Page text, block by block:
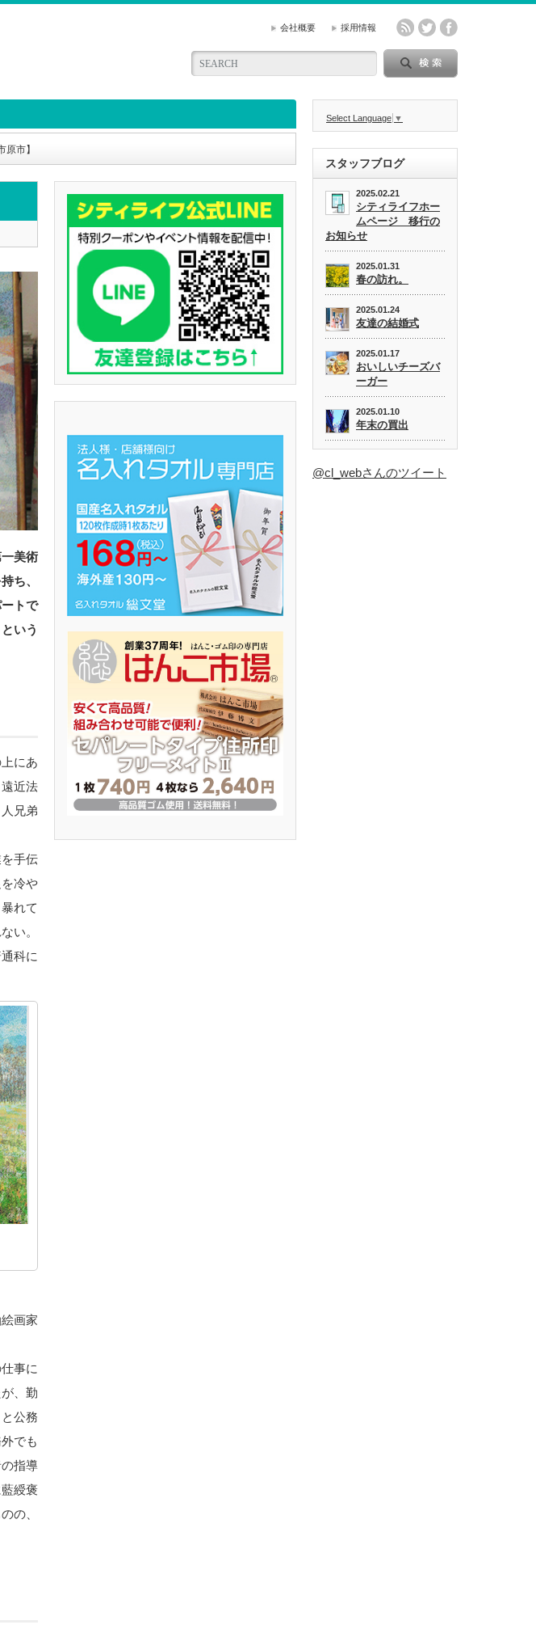
会社概要 採用情報
市】
美術
ち、
トで
いう
にあ
近法
兄弟
手伝
冷や
れて
い。
科に
画家
事に
、勤
公務
でも
指導
綬褒
の、
Select Language ▼
スタッフブログ
2025.02.21
シティライフホー
ムページ 移行の
お知らせ
2025.01.31
春の訪れ。
2025.01.24
友達の結婚式
2025.01.17
おいしいチーズバ
ーガー
2025.01.10
年末の買出
@cl_webさんのツイート